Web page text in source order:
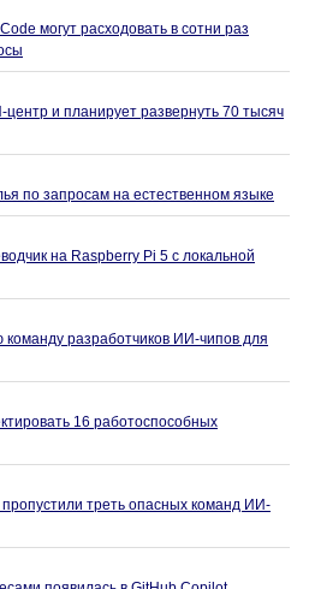
могут расходовать в сотни раз
и планирует развернуть 70 тысяч
по запросам на естественном языке
на Raspberry Pi 5 с локальной
команду разработчиков ИИ-чипов для
16 работоспособных
треть опасных команд ИИ-